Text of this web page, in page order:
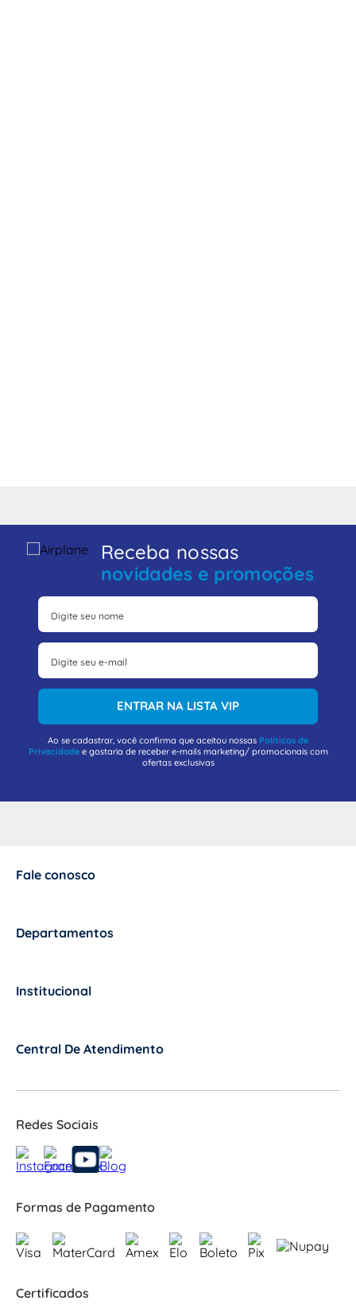
Receba nossas
novidades e promoções
ENTRAR NA LISTA VIP
Ao se cadastrar, você confirma que aceitou nossas Políticas de
Privacidadee gostaria de receber e-mails marketing/ promocionais com
ofertas exclusivas
Fale conosco
Departamentos
Institucional
Central De Atendimento
Redes Sociais
Formas de Pagamento
Certificados